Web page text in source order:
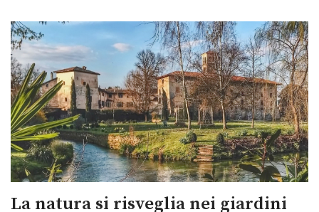
La natura si risveglia nei giardini